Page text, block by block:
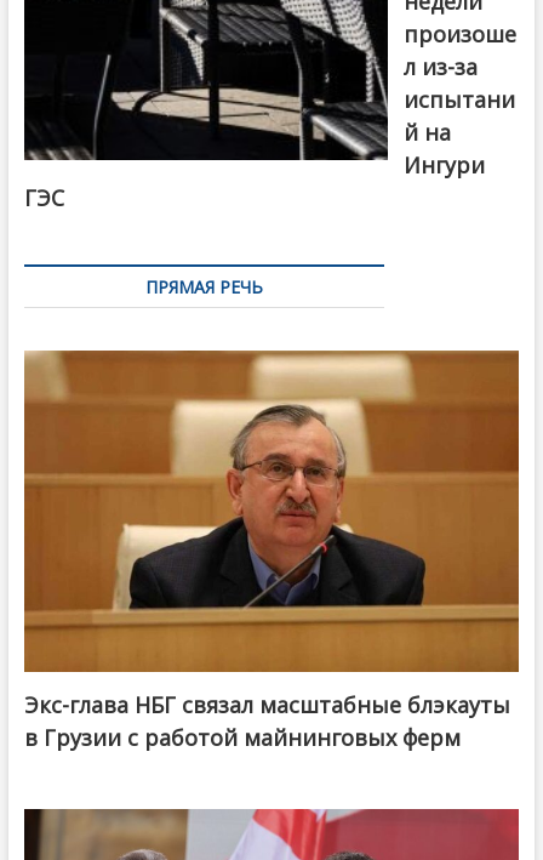
произоше
л из-за
испытани
й на
Ингури
ГЭС
ПРЯМАЯ РЕЧЬ
Экс-глава НБГ связал масштабные блэкауты
в Грузии с работой майнинговых ферм